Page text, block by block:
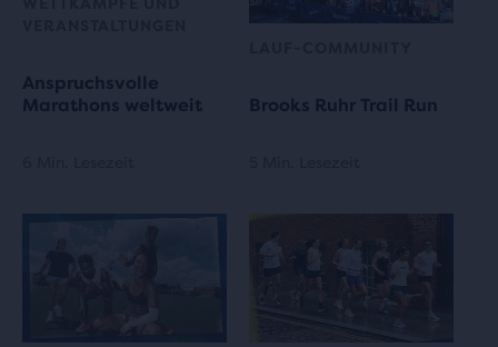
Anspruchsvolle
Marathons weltweit
Brooks Ruhr Trail Run